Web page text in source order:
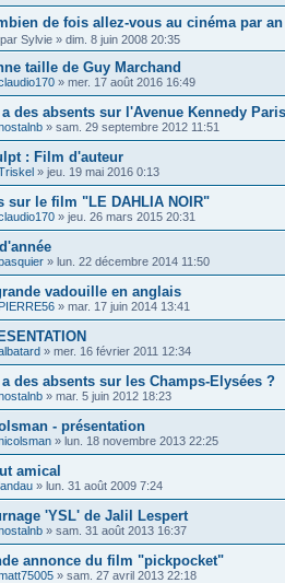
de fois allez-vous au cinéma par
par Sylvie » dim. 8 juin 2008 20:35
taille de Guy Marchand
» mer. 17 août 2016 16:49
a des absents sur l'Avenue Kennedy
» sam. 29 septembre 2012 11:51
: Film d'auteur
» jeu. 19 mai 2016 0:13
sur le film "LE DAHLIA NOIR"
» jeu. 26 mars 2015 20:31
» lun. 22 décembre 2014 11:50
vadouille en anglais
PIERRE56 » mar. 17 juin 2014 13:41
» mer. 16 février 2011 12:34
des absents sur les Champs-Elysées ?
» mar. 5 juin 2012 18:23
- présentation
» lun. 18 novembre 2013 22:25
amical
» lun. 31 août 2009 7:24
'YSL' de Jalil Lespert
» sam. 31 août 2013 16:37
annonce du film "pickpocket"
» sam. 27 avril 2013 22:18